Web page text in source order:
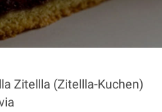
Zitellla (Zitellla-Kuchen)